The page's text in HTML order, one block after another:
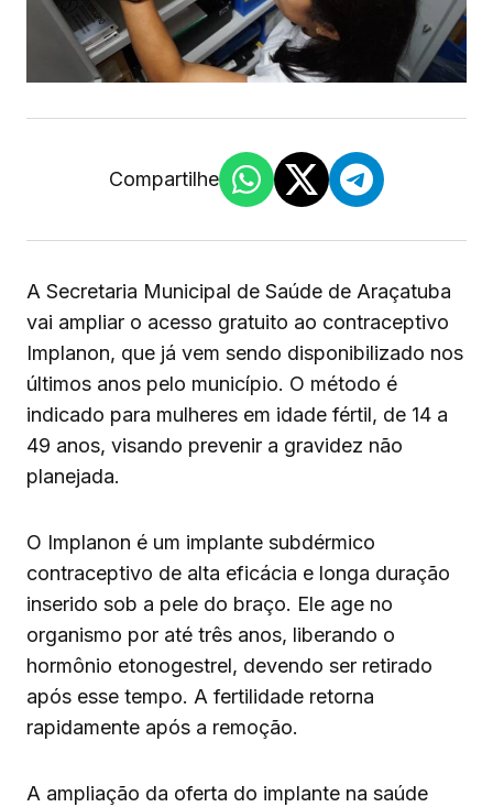
Compartilhe
A Secretaria Municipal de Saúde de Araçatuba
vai ampliar o acesso gratuito ao contraceptivo
Implanon, que já vem sendo disponibilizado nos
últimos anos pelo município. O método é
indicado para mulheres em idade fértil, de 14 a
49 anos, visando prevenir a gravidez não
planejada.
O Implanon é um implante subdérmico
contraceptivo de alta eficácia e longa duração
inserido sob a pele do braço. Ele age no
organismo por até três anos, liberando o
hormônio etonogestrel, devendo ser retirado
após esse tempo. A fertilidade retorna
rapidamente após a remoção.
A ampliação da oferta do implante na saúde